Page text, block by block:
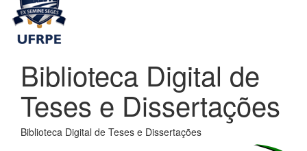
Biblioteca Digital de
Teses e Dissertações
Biblioteca Digital de Teses e Dissertações